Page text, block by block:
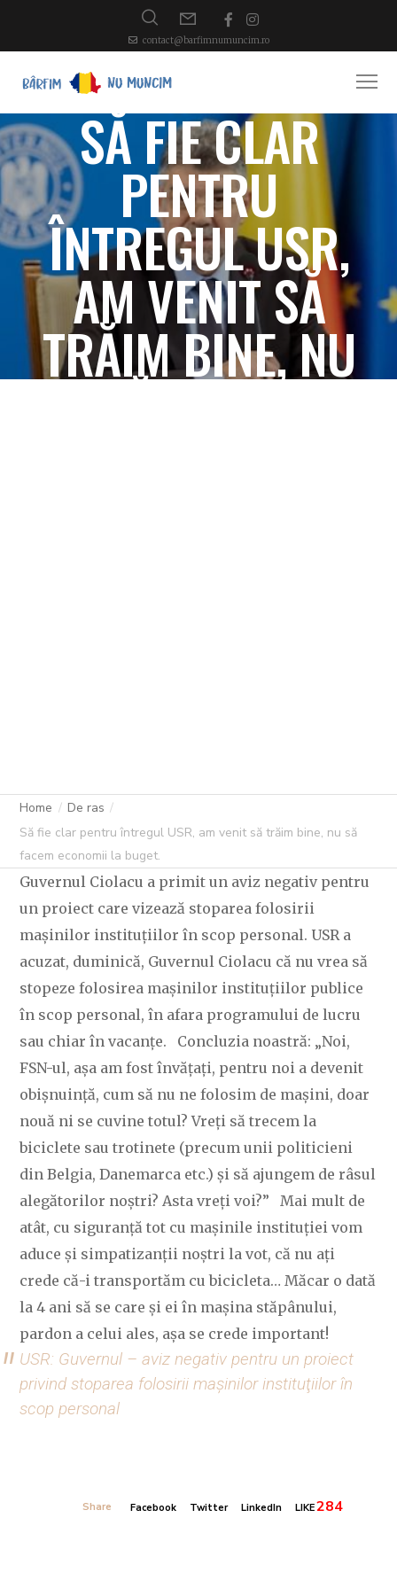
contact@barfimnumuncim.ro
SĂ FIE CLAR
PENTRU
ÎNTREGUL USR,
AM VENIT SĂ
TRĂIM BINE, NU
SĂ FACEM
Home
De ras
Să fie clar pentru întregul USR, am venit să trăim bine, nu să
facem economii la buget.
Guvernul Ciolacu a primit un aviz negativ pentru
un proiect care vizează stoparea folosirii
mașinilor instituțiilor în scop personal. USR a
acuzat, duminică, Guvernul Ciolacu că nu vrea să
stopeze folosirea mașinilor instituțiilor publice
în scop personal, în afara programului de lucru
sau chiar în vacanțe. Concluzia noastră: „Noi,
FSN-ul, așa am fost învățați, pentru noi a devenit
obișnuință, cum să nu ne folosim de mașini, doar
nouă ni se cuvine totul? Vreți să trecem la
biciclete sau trotinete (precum unii politicieni
din Belgia, Danemarca etc.) și să ajungem de râsul
alegătorilor noștri? Asta vreți voi?” Mai mult de
atât, cu siguranță tot cu mașinile instituției vom
aduce și simpatizanții noștri la vot, că nu ați
crede că-i transportăm cu bicicleta… Măcar o dată
la 4 ani să se care și ei în mașina stăpânului,
pardon a celui ales, așa se crede important!
USR: Guvernul – aviz negativ pentru un proiect
privind stoparea folosirii maşinilor instituţiilor în
scop personal
Share Facebook Twitter LinkedIn LIKE284